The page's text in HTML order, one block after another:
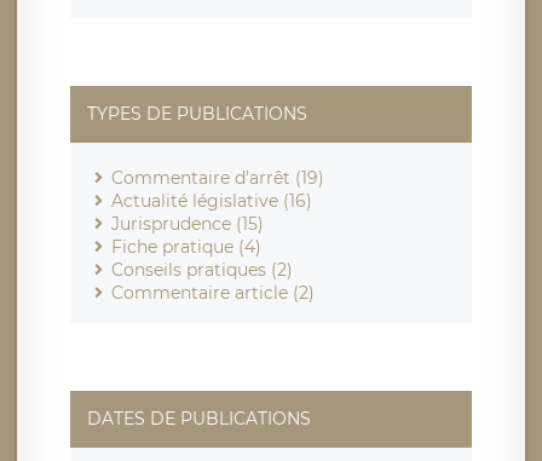
TYPES DE PUBLICATIONS
Commentaire d'arrêt (19)
Actualité législative (16)
Jurisprudence (15)
Fiche pratique (4)
Conseils pratiques (2)
Commentaire article (2)
DATES DE PUBLICATIONS